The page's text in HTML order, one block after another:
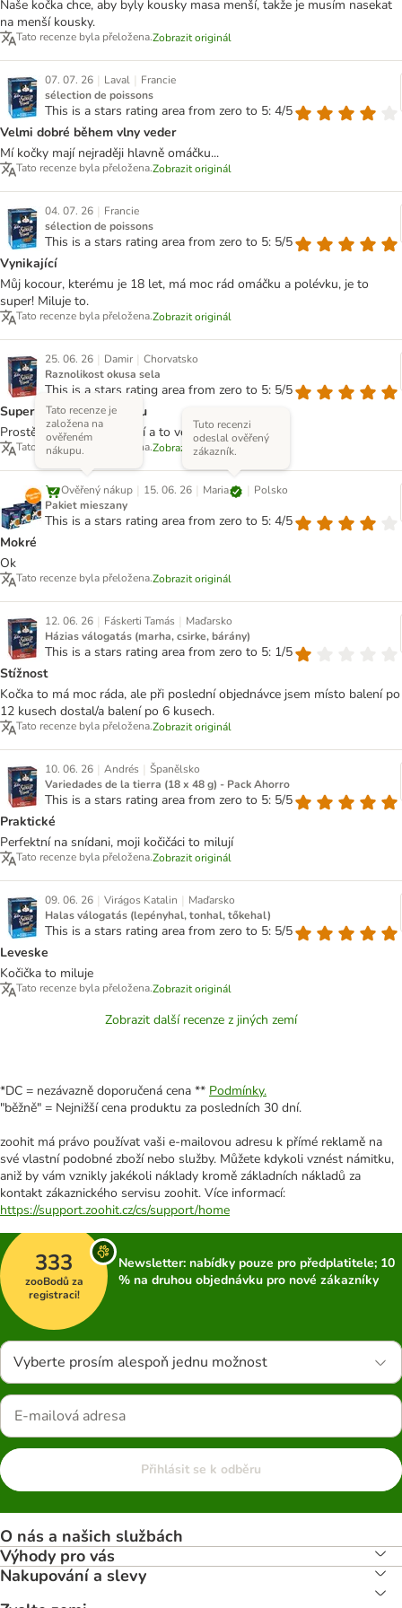
Naše kočka chce, aby byly kousky masa menší, takže je musím nasekat
na menší kousky.
Tato recenze byla přeložena.Zobrazit originál
07. 07. 26 | Laval | Francie
sélection de poissons
This is a stars rating area from zero to 5: 4/5
Velmi dobré během vlny veder
Mí kočky mají nejraději hlavně omáčku...
Tato recenze byla přeložena.Zobrazit originál
04. 07. 26 | Francie
sélection de poissons
This is a stars rating area from zero to 5: 5/5
Vynikající
Můj kocour, kterému je 18 let, má moc rád omáčku a polévku, je to
super! Miluje to.
Tato recenze byla přeložena.Zobrazit originál
25. 06. 26 | Damir | Chorvatsko
Raznolikost okusa sela
This is a stars rating area from zero to 5: 5/5
Super polévka pro Akimu
Prostě ta polévka mu sedí a to ve všech příchutích.
Tato recenze byla přeložena.Zobrazit originál
Ověřený nákup
Tato recenze je
založena na
ověřeném
nákupu.
| 15. 06. 26 | Maria
Tuto recenzi
odeslal ověřený
zákazník.
| Polsko
Pakiet mieszany
This is a stars rating area from zero to 5: 4/5
Mokré
Ok
Tato recenze byla přeložena.Zobrazit originál
12. 06. 26 | Fáskerti Tamás | Maďarsko
Házias válogatás (marha, csirke, bárány)
This is a stars rating area from zero to 5: 1/5
Stížnost
Kočka to má moc ráda, ale při poslední objednávce jsem místo balení po
12 kusech dostal/a balení po 6 kusech.
Tato recenze byla přeložena.Zobrazit originál
10. 06. 26 | Andrés | Španělsko
Variedades de la tierra (18 x 48 g) - Pack Ahorro
This is a stars rating area from zero to 5: 5/5
Praktické
Perfektní na snídani, moji kočičáci to milují
Tato recenze byla přeložena.Zobrazit originál
09. 06. 26 | Virágos Katalin | Maďarsko
Halas válogatás (lepényhal, tonhal, tőkehal)
This is a stars rating area from zero to 5: 5/5
Leveske
Kočička to miluje
Tato recenze byla přeložena.Zobrazit originál
Zobrazit další recenze z jiných zemí
*DC = nezávazně doporučená cena ** Podmínky.
"běžně" = Nejnižší cena produktu za posledních 30 dní.
zoohit má právo používat vaši e-mailovou adresu k přímé reklamě na
své vlastní podobné zboží nebo služby. Můžete kdykoli vznést námitku,
aniž by vám vznikly jakékoli náklady kromě základních nákladů za
kontakt zákaznického servisu zoohit. Více informací:
https://support.zoohit.cz/cs/support/home
333
zooBodů za
registraci!
Newsletter: nabídky pouze pro předplatitele; 10
% na druhou objednávku pro nové zákazníky
Vyberte prosím alespoň jednu možnost
Přihlásit se k odběru
O nás a našich službách
Výhody pro vás
Nakupování a slevy